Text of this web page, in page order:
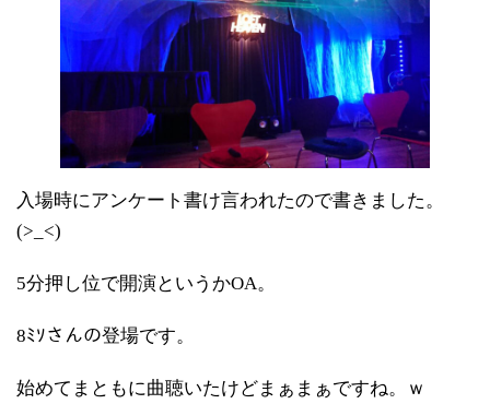
入場時にアンケート書け言われたので書きました。
(>_<)
5分押し位で開演というかOA。
8ﾐｿさんの登場です。
始めてまともに曲聴いたけどまぁまぁですね。ｗ